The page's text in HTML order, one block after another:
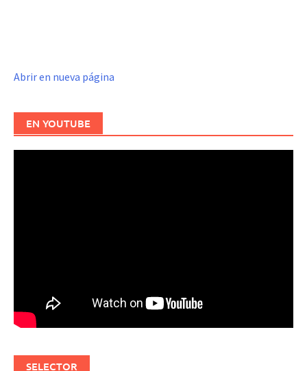
Abrir en nueva página
EN YOUTUBE
SELECTOR